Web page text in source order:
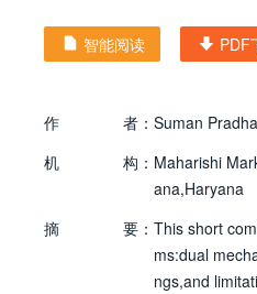
智能阅读 PDF
作 者： Suman
机
构： Maharishi
ana,Haryana
摘
要： This short
ms:dual
ngs,and